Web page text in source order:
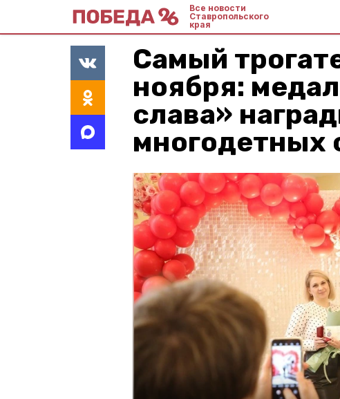
Все новости
Ставропольского
края
Самый
ноября:
слава»
многодетных